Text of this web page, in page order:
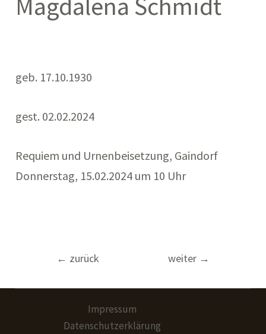
geb. 17.10.1930
gest. 02.02.2024
Requiem und Urnenbeisetzung, Gaindorf
Donnerstag, 15.02.2024 um 10 Uhr
Beitragsnavigation
← zurück weiter →
Impressum
Datenschutzerklärung